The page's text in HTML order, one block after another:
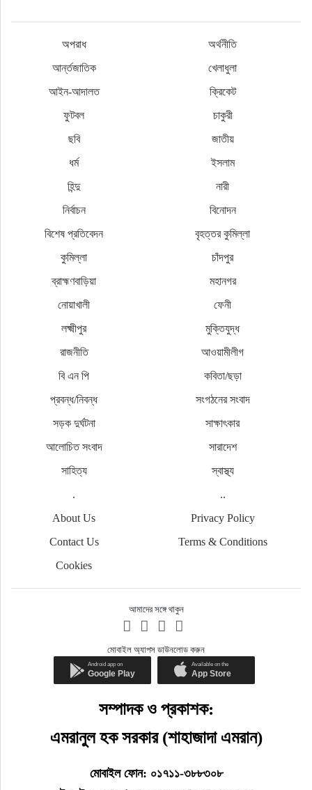
অপরাধ
অর্থনীতি
আর্ন্তজাতিক
খেলাধুলা
আইন-আদালত
ক্রিকেট
ফুটবল
চাকুরী
ছবি
জাতীয়
ধর্ম
ইসলাম
হিন্দু
নারী
নির্বাচন
বিনোদন
বিশেষ প্রতিবেদন
বৃহত্তর কুমিল্লা
কুমিল্লা
চাঁদপুর
ব্রাহ্মণবাড়িয়া
মহানগর
নোয়াখালী
ফেনী
লক্ষ্মীপুর
মুক্তিযুদ্ধ
রাজনীতি
আওয়ামীলীগ
বি এন পি
কবিতা/ছড়া
প্রবন্ধ/নিবন্ধ
সংগঠনের সংবাদ
সড়ক দুর্ঘটনা
সাক্ষাৎকার
আলোচিত সংবাদ
সারাদেশ
সাহিত্য
স্বাস্থ্য
.
..
About Us
Privacy Policy
Contact Us
Terms & Conditions
Cookies
আমাদের সঙ্গে থাকুন
মোবাইল অ্যাপস ডাউনলোড করুন
সম্পাদক ও প্রকাশক:
এমরানুল হক সরকার (শাহাজাদা এমরান)
মোবাইল ফোন: ০১৭১১-৩৮৮৩০৮